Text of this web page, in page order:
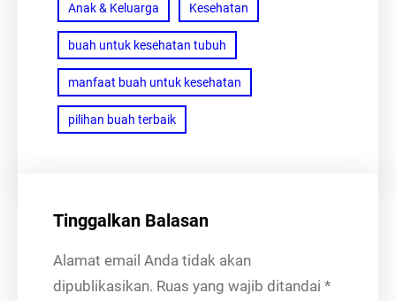
Anak & Keluarga Kesehatan
buah untuk kesehatan tubuh
manfaat buah untuk kesehatan
pilihan buah terbaik
Tinggalkan Balasan
Alamat email Anda tidak akan
dipublikasikan. Ruas yang wajib ditandai *